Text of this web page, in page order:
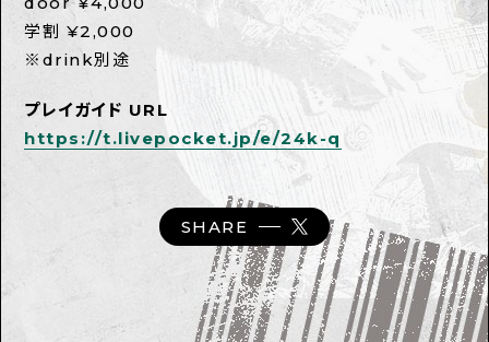
学割 ¥2,000
※drink別途
プレイガイド URL
https://t.livepocket.jp/e/24k-q
SHARE